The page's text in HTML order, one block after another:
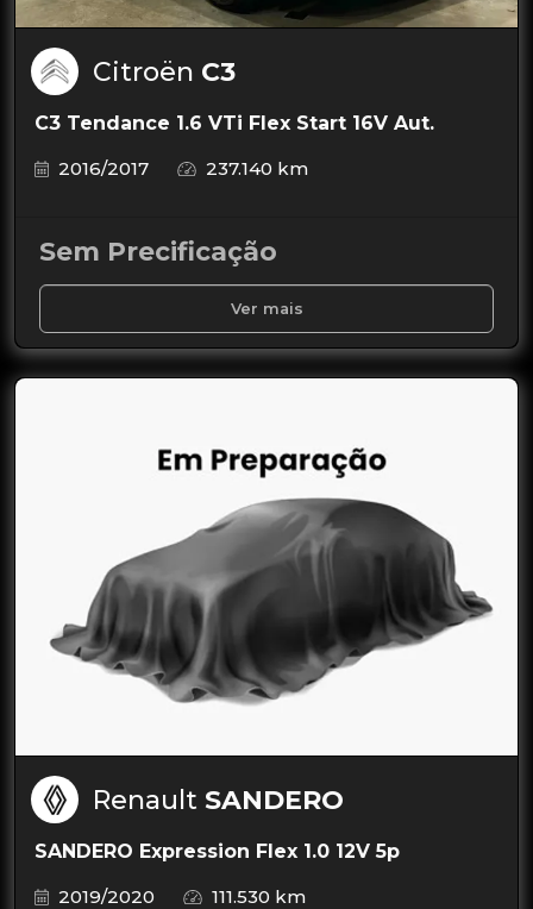
Citroën C3
C3 Tendance 1.6 VTi Flex Start 16V Aut.
2016/2017
237.140 km
Sem Precificação
Ver mais
Renault SANDERO
SANDERO Expression Flex 1.0 12V 5p
2019/2020
111.530 km